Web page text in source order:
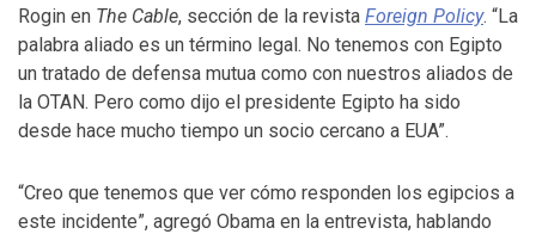
Rogin en The Cable, sección de la revista Foreign Policy. “La
palabra aliado es un término legal. No tenemos con Egipto
un tratado de defensa mutua como con nuestros aliados de
la OTAN. Pero como dijo el presidente Egipto ha sido
desde hace mucho tiempo un socio cercano a EUA”.
“Creo que tenemos que ver cómo responden los egipcios a
este incidente”, agregó Obama en la entrevista, hablando